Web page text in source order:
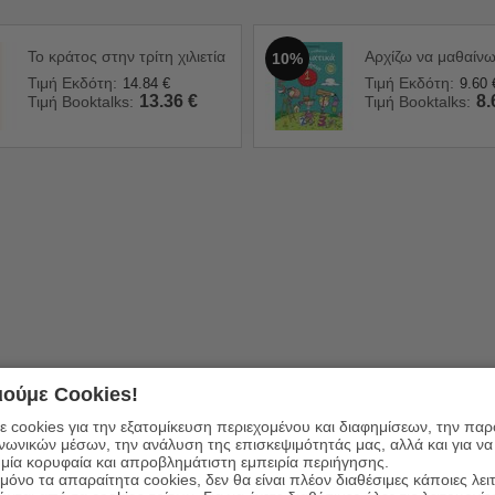
Το κράτος στην τρίτη χιλιετία
Τιμή Εκδότη: 14.84 €
Τιμή Booktalks: 13.36 €
10%
Αρχίζω να μαθαίνω
Τιμή Εκδότη: 9.60
Τιμή Booktalks:
αγκαλιάσεις.
αλήθεια χωρίς προστασίες. Ένα ταξίδι μέσα στη βία, στο ψέμα,
ΤΗΝ ΨΥΧΗ ΟΛΩΝ ΜΑΣ ΣΤΗ ΜΕΓΑΛΥΤΕΡΗ ΠΡΟΣΩΠΙΚΗ ΤΟΥ
Cookies!
cookies για την εξατομίκευση περιεχομένου και διαφημίσεων, την
μέσων, την ανάλυση της επισκεψιμότητάς μας, αλλά και για
κορυφαία και απροβλημάτιστη εμπειρία περιήγησης.
τα απαραίτητα cookies, δεν θα είναι πλέον διαθέσιμες κάποιες